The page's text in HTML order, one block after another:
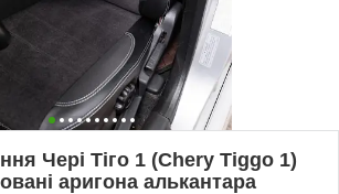
Чері Тіго 1 (Chery Tiggo 1)
аригона алькантара